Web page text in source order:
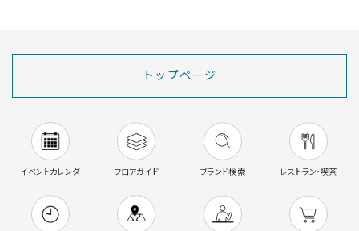
トップページ
イベントカレンダー フロアガイド ブランド検索 レストラン・喫茶